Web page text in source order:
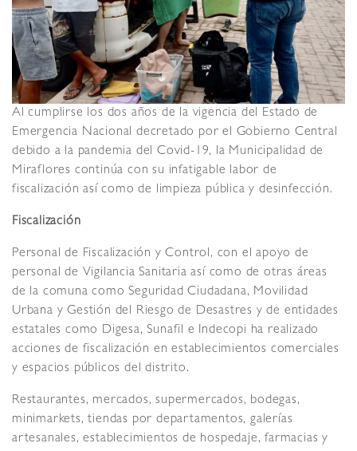
Al cumplirse los dos años de la vigencia del Estado de
Emergencia Nacional decretado por el Gobierno Central
debido a la pandemia del Covid-19, la Municipalidad de
Miraflores continúa con su infatigable labor de
fiscalización así como de limpieza pública y desinfección.
Fiscalización
Personal de Fiscalización y Control, con el apoyo de
personal de Vigilancia Sanitaria así como de otras áreas
de la comuna como Seguridad Ciudadana, Movilidad
Urbana y Gestión del Riesgo de Desastres y de entidades
estatales como Digesa, Sunafil e Indecopi ha realizado
acciones de fiscalización en establecimientos comerciales
y espacios públicos del distrito.
Restaurantes, mercados, supermercados, bodegas,
minimarkets, tiendas por departamentos, galerías
artesanales, establecimientos de hospedaje, farmacias y